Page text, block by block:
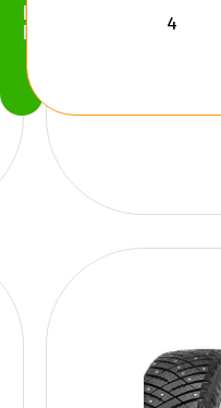
Köp
Nu